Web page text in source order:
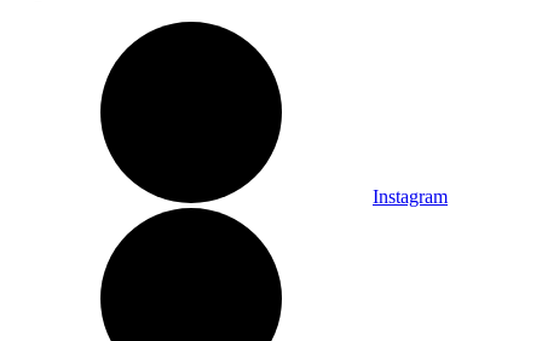
Instagram